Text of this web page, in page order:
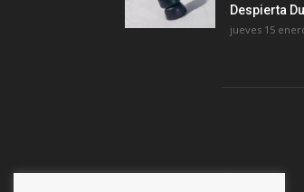
Despierta
jueves 15